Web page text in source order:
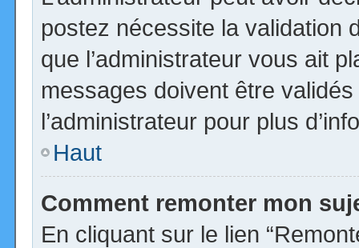
postez nécessite la validation
que l’administrateur vous ait
messages doivent être
l’administrateur pour plus
Haut
Comment remonter mon
En cliquant sur le lien